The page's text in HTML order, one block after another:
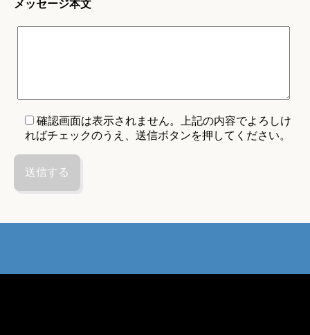
メッセージ本文
確認画面は表示されません。上記の内容でよろしけ
ればチェックのうえ、送信ボタンを押してください。